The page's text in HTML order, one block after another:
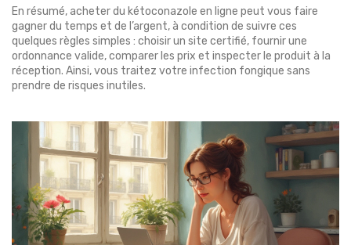
En résumé, acheter du kétoconazole en ligne peut vous faire
gagner du temps et de l’argent, à condition de suivre ces
quelques règles simples : choisir un site certifié, fournir une
ordonnance valide, comparer les prix et inspecter le produit à la
réception. Ainsi, vous traitez votre infection fongique sans
prendre de risques inutiles.